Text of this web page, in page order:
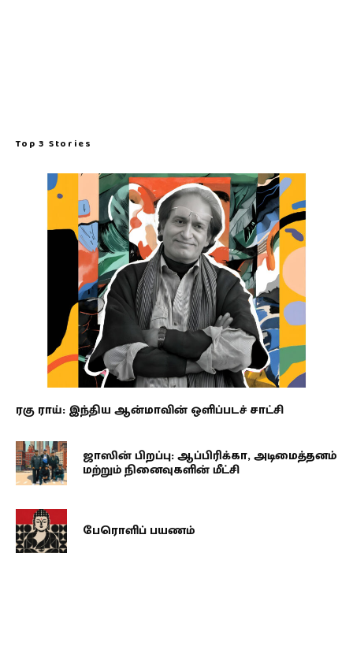
Top 3 Stories
ரகு ராய்: இந்திய ஆன்மாவின் ஒளிப்படச் சாட்சி
ஜாஸின் பிறப்பு: ஆப்பிரிக்கா, அடிமைத்தனம்
மற்றும் நினைவுகளின் மீட்சி
பேரொளிப் பயணம்